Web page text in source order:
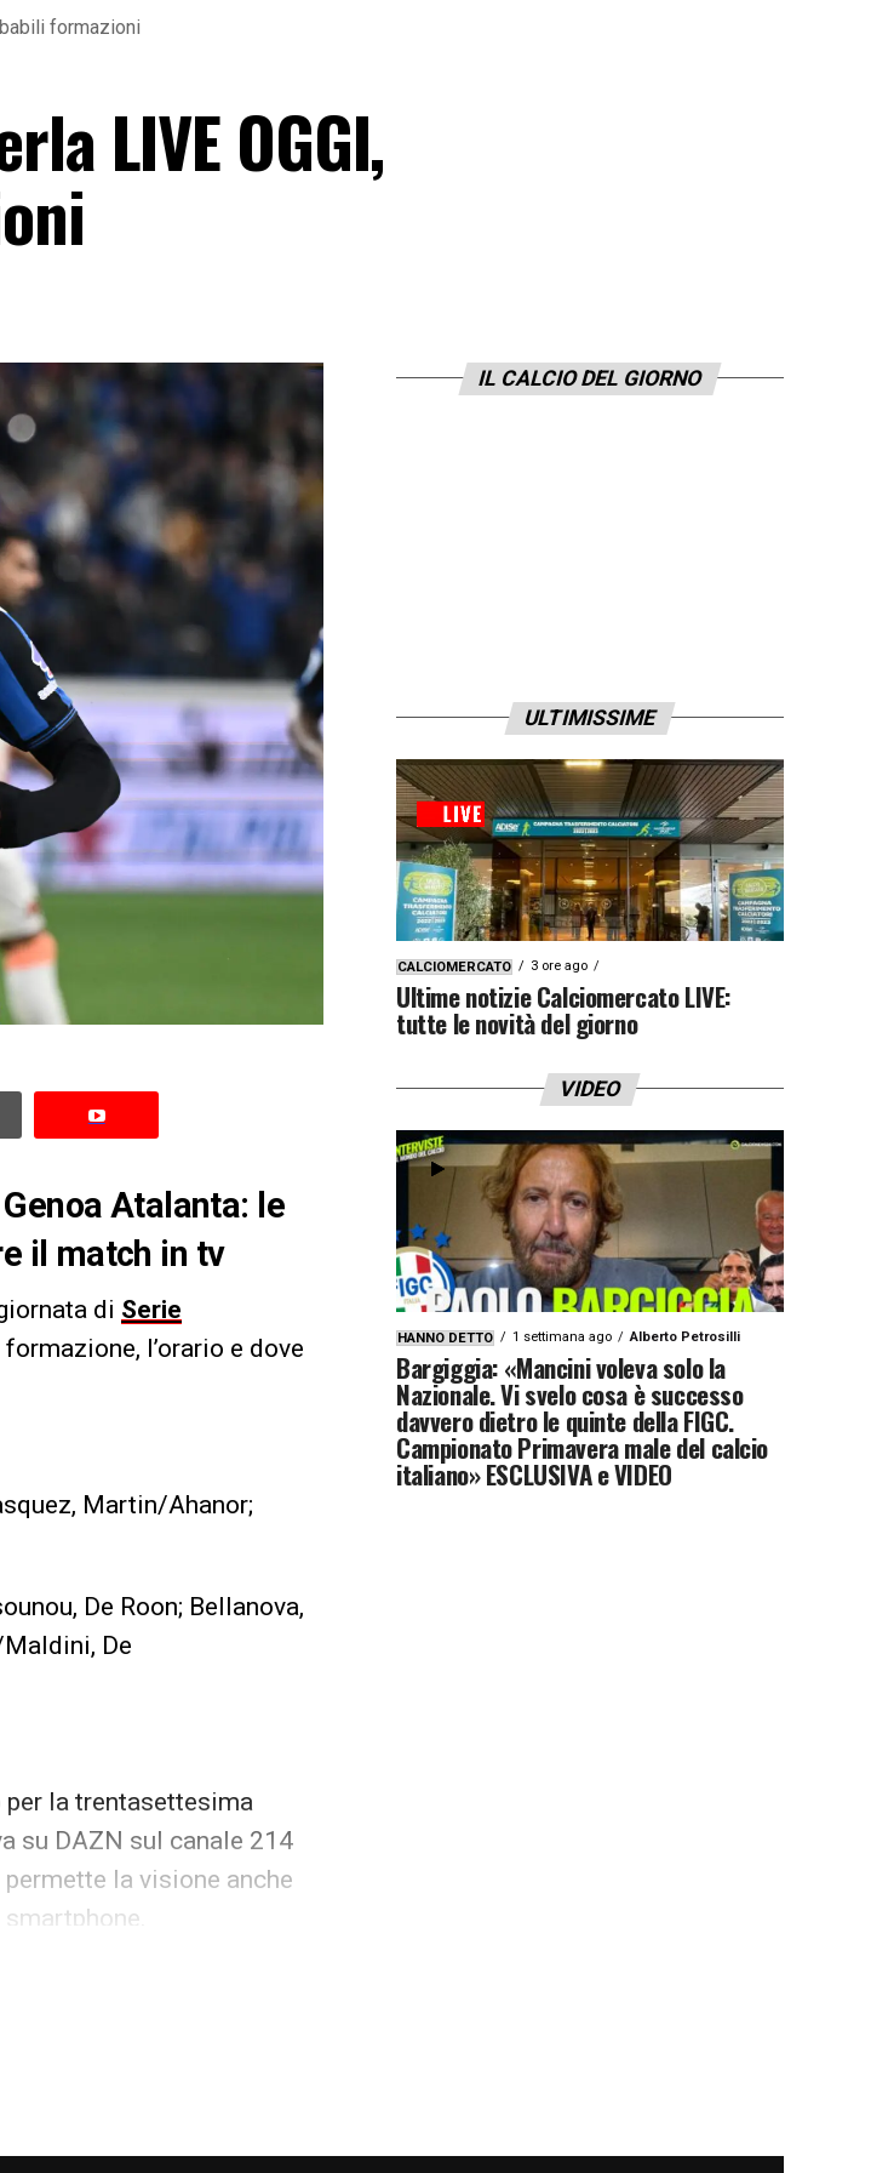
formazioni
LIVE OGGI,
Genoa Atalanta: le
il match in tv
di Serie
l’orario e dove
Martin/Ahanor;
De Roon; Bellanova,
De
la trentasettesima
su DAZN sul canale 214
la visione anche
IL CALCIO DEL GIORNO
ULTIMISSIME
CALCIOMERCATO 3 ore ago
Ultime notizie Calciomercato LIVE:
tutte le novità del giorno
VIDEO
HANNO DETTO 1 settimana ago Alberto Petrosilli
Bargiggia: «Mancini voleva solo la
Nazionale. Vi svelo cosa è successo
davvero dietro le quinte della FIGC.
Campionato Primavera male del calcio
italiano» ESCLUSIVA e VIDEO